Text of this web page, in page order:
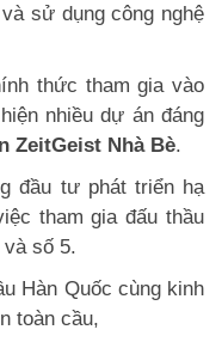
sử dụng công nghệ
thức tham gia vào
nhiều dự án đáng
ZeitGeist Nhà Bè.
đầu tư phát triển hạ
tham gia đấu thầu
số 5.
Hàn Quốc cùng kinh
toàn cầu,